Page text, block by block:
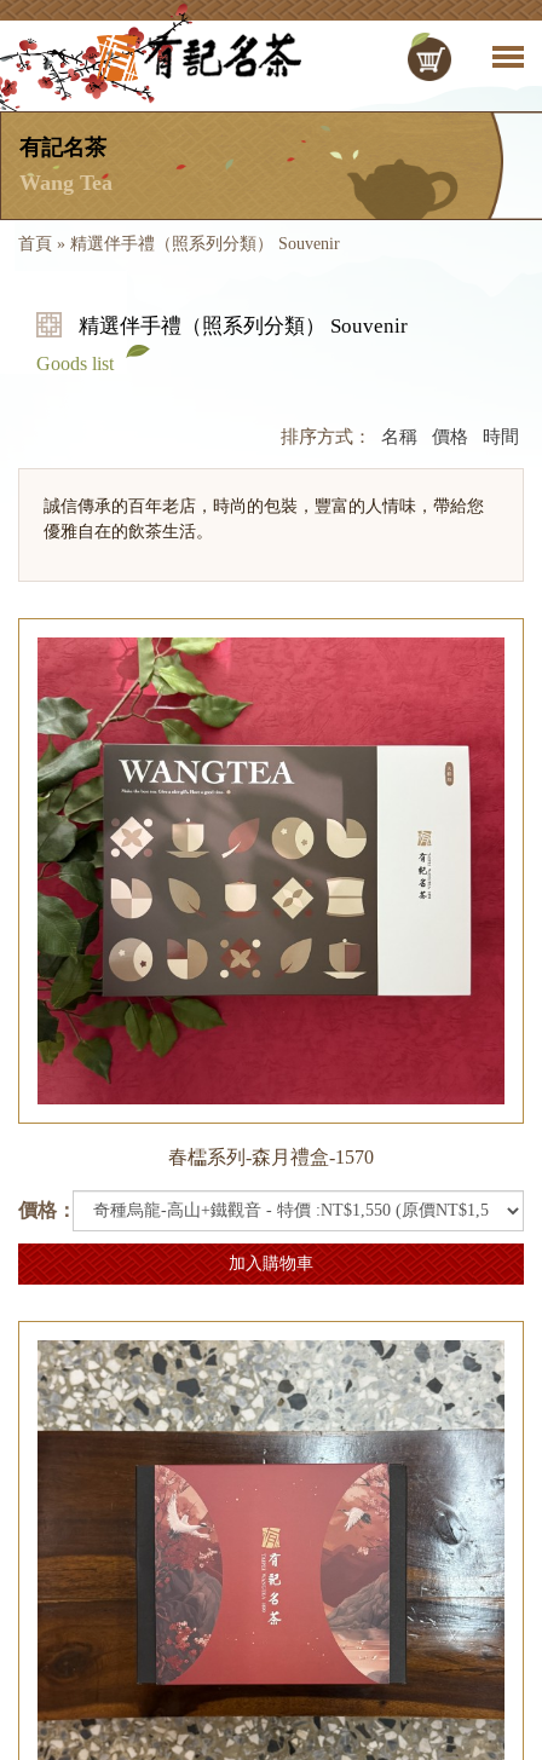
有記名茶
Wang Tea
首頁 » 精選伴手禮（照系列分類） Souvenir
精選伴手禮（照系列分類） Souvenir
Goods list
排序方式： 名稱 價格 時間
誠信傳承的百年老店，時尚的包裝，豐富的人情味，帶給您
優雅自在的飲茶生活。
春櫺系列-森月禮盒-1570
價格：
加入購物車